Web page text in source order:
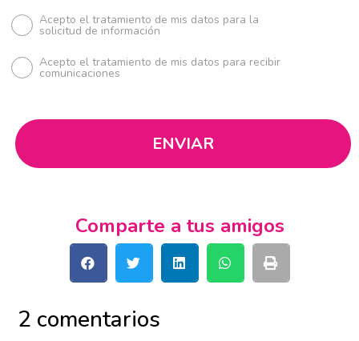
Acepto el tratamiento de mis datos para la
solicitud de información
Acepto el tratamiento de mis datos para recibir
comunicaciones
Comparte a tus amigos
2 comentarios